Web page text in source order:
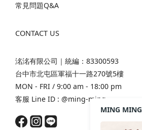
常見問題Q&A
CONTACT US
洺洺有限公司｜統編：83300593
台中市北屯區軍福十一路270號5樓
MON - FRI / 9:00 am - 18:00 pm
客服 Line ID : @ming-ming
MING MING